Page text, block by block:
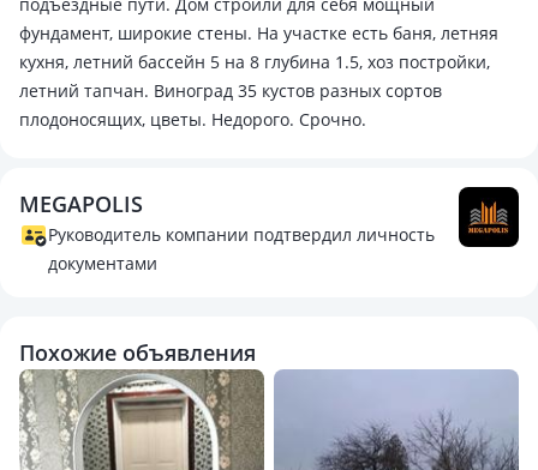
фундамент, широкие стены. На участке есть баня, летняя
кухня, летний бассейн 5 на 8 глубина 1.5, хоз постройки,
летний тапчан. Виноград 35 кустов разных сортов
плодоносящих, цветы. Недорого. Срочно.
MEGAPOLIS
Руководитель компании подтвердил личность
документами
Похожие объявления